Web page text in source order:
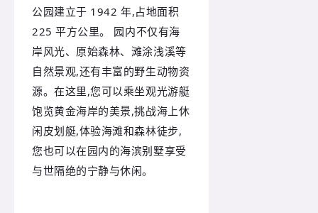
公园建立于 1942 年,占地面积
225 平方公里。 园内不仅有海
岸风光、原始森林、滩涂浅溪等
自然景观,还有丰富的野生动物资
源。在这里,您可以乘坐观光游艇
饱览黄金海岸的美景,挑战海上休
闲皮划艇,体验海滩和森林徒步,
您也可以在园内的海滨别墅享受
与世隔绝的宁静与休闲。